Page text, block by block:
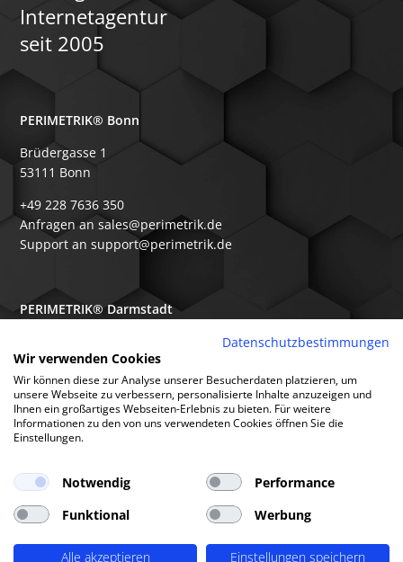
Internetagentur
seit 2005
PERIMETRIK® Bonn
Brüdergasse 1
53111 Bonn
+49 228 7636 350
Anfragen an sales@perimetrik.de
Support an support@perimetrik.de
PERIMETRIK® Darmstadt
64367 Mühltal
+49 6151 3944 80
Anfragen an sales@perimetrik.de
Support an support@perimetrik.de
© PERIMETRIK® 2026 |Impressum Datenschutzerklärung|Cookies
Datenschutzbestimmungen
Wir verwenden Cookies
Wir können diese zur Analyse unserer Besucherdaten platzieren, um
unsere Webseite zu verbessern, personalisierte Inhalte anzuzeigen und
Ihnen ein großartiges Webseiten-Erlebnis zu bieten. Für weitere
Informationen zu den von uns verwendeten Cookies öffnen Sie die
Einstellungen.
Notwendig
Performance
Funktional
Werbung
Alle akzeptieren Einstellungen speichern